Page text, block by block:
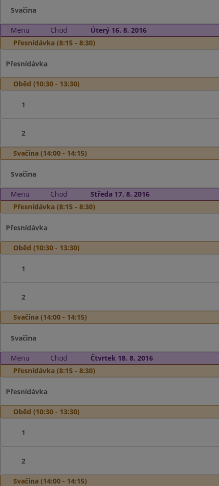
Svačina
Menu Chod
Úterý 16. 8. 2016
Přesnídávka (8:15 - 8:30)
Přesnídávka
Oběd (10:30 - 13:30)
1
2
Svačina (14:00 - 14:15)
Svačina
Menu Chod
Středa 17. 8. 2016
Přesnídávka (8:15 - 8:30)
Přesnídávka
Oběd (10:30 - 13:30)
1
2
Svačina (14:00 - 14:15)
Svačina
Menu Chod
Čtvrtek 18. 8. 2016
Přesnídávka (8:15 - 8:30)
Přesnídávka
Oběd (10:30 - 13:30)
1
2
Svačina (14:00 - 14:15)